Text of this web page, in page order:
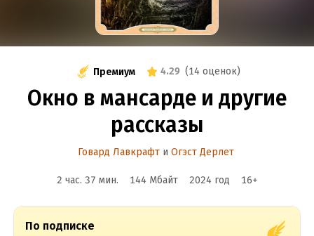
Премиум 4.29 (14 оценок)
Окно в мансарде и другие
рассказы
Говард Лавкрафт и Огэст Дерлет
2 час. 37 мин. 144 Мбайт 2024 год 16+
По подписке